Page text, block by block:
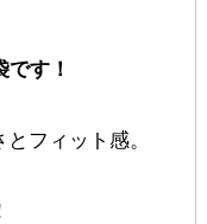
す！
フィット感。